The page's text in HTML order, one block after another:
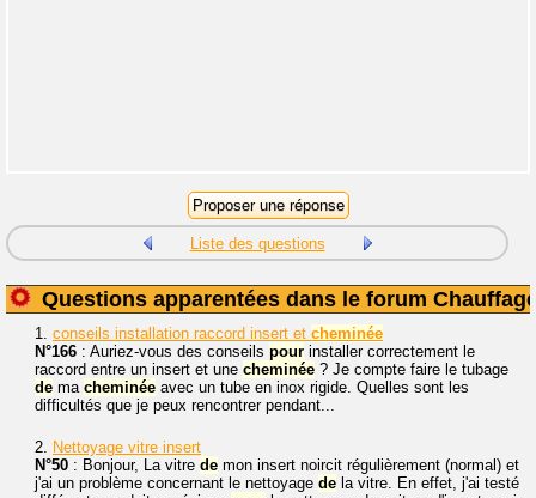
Liste des questions
Questions apparentées dans le forum
1. conseils installation raccord insert et cheminée
N°166 : Auriez-vous des conseils pour installer correctement le
raccord entre un insert et une cheminée ? Je compte faire le tubage
de ma cheminée avec un tube en inox rigide. Quelles sont les
difficultés que je peux rencontrer pendant...
2. Nettoyage vitre insert
N°50 : Bonjour, La vitre de mon insert noircit régulièrement (normal) et
j'ai un problème concernant le nettoyage de la vitre. En effet, j'ai testé